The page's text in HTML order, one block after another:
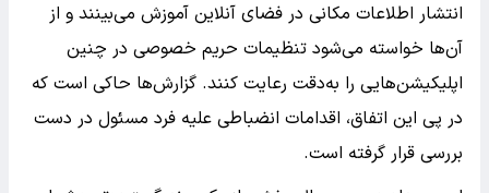
انتشار اطلاعات مکانی در فضای آنلاین آموزش می‌بینند و از
آن‌ها خواسته می‌شود تنظیمات حریم خصوصی در چنین
اپلیکیشن‌هایی را به‌دقت رعایت کنند. گزارش‌ها حاکی است که
در پی این اتفاق، اقدامات انضباطی علیه فرد مسئول در دست
بررسی قرار گرفته است.